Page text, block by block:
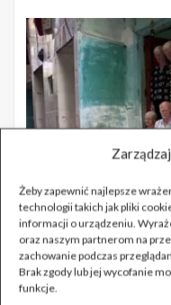
Żeby zapewnić najlepsze
technologii takich jak pliki
informacji o urządzeniu.
oraz naszym partnerom na
zachowanie podczas
Brak zgody lub jej wycofanie
funkcje.